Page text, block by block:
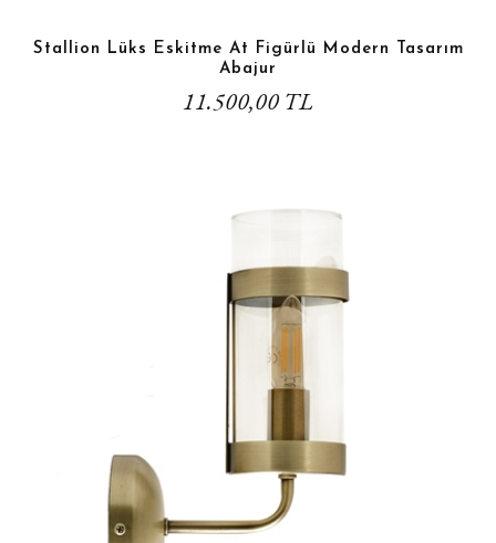
Stallion Lüks Eskitme At Figürlü Modern Tasarım
Abajur
11.500,00 TL